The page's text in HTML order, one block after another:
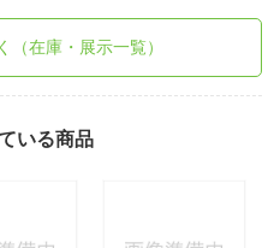
（在庫・展示一覧）
いる商品